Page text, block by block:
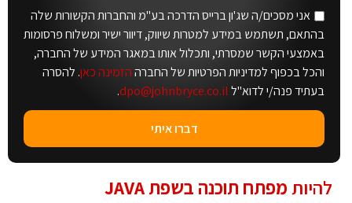
אני מסכים/ה שג'ון ברייס הדרכה בע"מ והחברות הקשורות שלה
בהתאם, תשתמש במידע למטרות שיווק, דיוור ישיר ומשלוח פרסומות
באמצעי הקשר שמסרתי, ותכלול אותו במאגר המידע של החברה,
והכל בכפוף למדיניות הפרטיות של החברההזמינה כאן. להסרה
בעתיד פנה/י לדוא"לdpo@johnbryce.co.il
.
דברו איתי
להיותמפתח תוכנה בשפת JAVA